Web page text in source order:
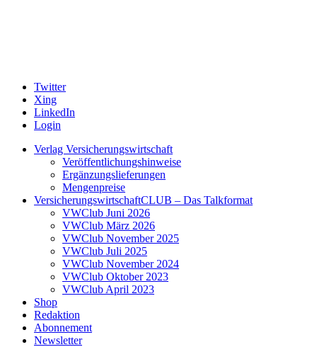
Twitter
Xing
LinkedIn
Login
Verlag Versicherungswirtschaft
Veröffentlichungshinweise
Ergänzungslieferungen
Mengenpreise
VersicherungswirtschaftCLUB – Das Talkformat
VWClub Juni 2026
VWClub März 2026
VWClub November 2025
VWClub Juli 2025
VWClub November 2024
VWClub Oktober 2023
VWClub April 2023
Shop
Redaktion
Abonnement
Newsletter